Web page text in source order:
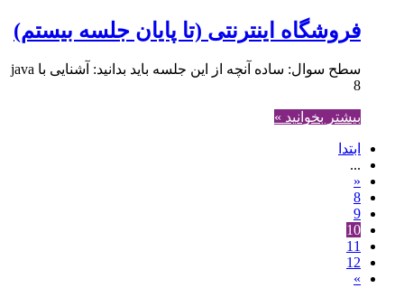
فروشگاه اینترنتی (تا پایان جلسه بیستم)
سطح سوال: ساده آنچه از این جلسه باید بدانید: آشنایی با java
8
بیشتر بخوانید »
ابتدا
...
«
8
9
10
11
12
»